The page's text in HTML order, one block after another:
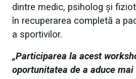
dintre medic, psiholog și
în recuperarea completă a
a sportivilor.
„Participarea la acest
oportunitatea de a aduce mai